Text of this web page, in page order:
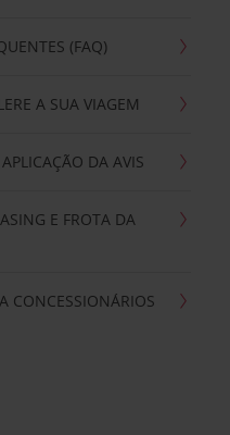
(FAQ)
A SUA VIAGEM
DA AVIS
E FROTA DA
CONCESSIONÁRIOS